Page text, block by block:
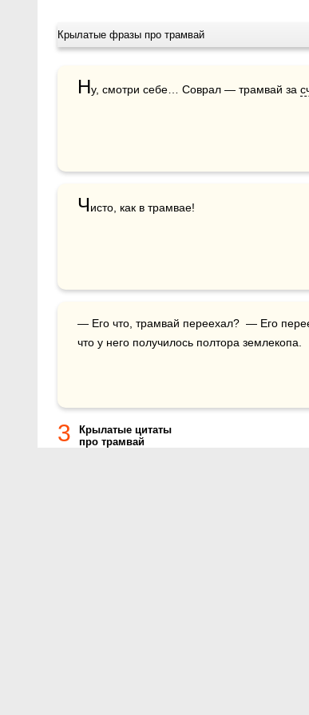
Крылатые фразы про трамвай
Ну, смотри себе… Соврал — трамвай за
Чисто, как в трамвае!
— Его что, трамвай переехал?  — Его
что у него получилось полтора
3
Крылатые цитаты
про трамвай